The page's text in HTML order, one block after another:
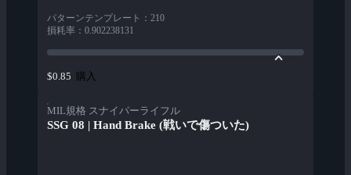
パターンテンプレート ： 210
損耗率 ： 0.902238131
$0.85 購入
MIL規格 スナイパーライフル
SSG 08 | Hand Brake (戦いで傷ついた)